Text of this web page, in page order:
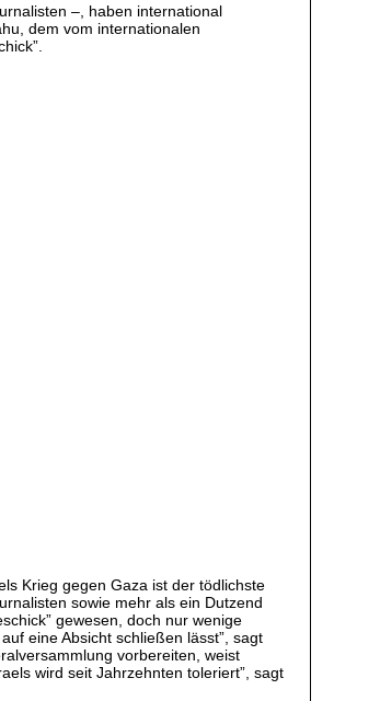
–, haben international
dem vom internationalen
Krieg gegen Gaza ist der tödlichste
sowie mehr als ein Dutzend
gewesen, doch nur wenige
eine Absicht schließen lässt”, sagt
vorbereiten, weist
wird seit Jahrzehnten toleriert”, sagt